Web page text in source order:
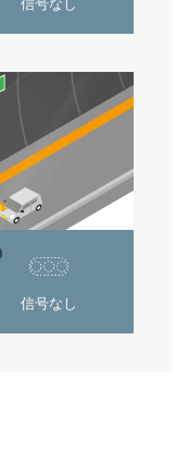
信号なし
信号なし